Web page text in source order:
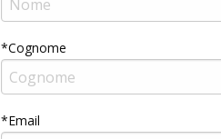
*Cognome
*Email